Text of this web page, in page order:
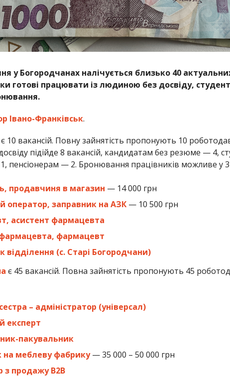
у Богородчанах налічується близько 40
готові працювати із людиною без досвіду,
Івано-Франківськ.
є 10 вакансій. Повну зайнятість пропонують 10
підійде 8 вакансій, кандидатам без резюме — 4,
пенсіонерам — 2. Бронювання працівників можливе у 3
продавчиня в магазин — 14 000 грн
заправник на АЗК— 10 500 грн
асистент фармацевта
фармацевт
відділення (с. Старі Богородчани)
є 45 вакансій. Повна зайнятість пропонують 45
– адміністратор (універсал)
експерт
пакувальник
на меблеву фабрику— 35 000 – 50 000 грн
продажу В2В